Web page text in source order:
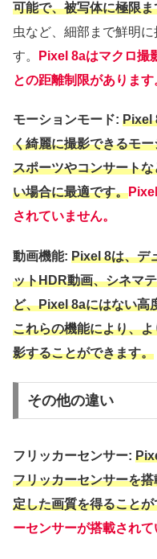
可能で、被写体に極限
虫など、細部まで鮮明
す。
Pixel 8aはマクロ撮
との距離制限があります
モーションモード: Pixel
く綺麗に撮影できるモ
スポーツやコンサート
い場合に最適です。
されていません。
動画機能: Pixel 8は、デ
ットHDR動画、シネマ
ど、Pixel 8aにはない高
これらの機能により、
影することができます。
その他の違い
フリッカーセンサー:
フリッカーセンサーを
定した画質を得ること
ーセンサーが搭載されて